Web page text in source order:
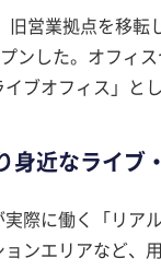
営業拠点を移転
ンした。オフィ
ブオフィス」と
身近なライブ
際に働く「リア
ンエリアなど、